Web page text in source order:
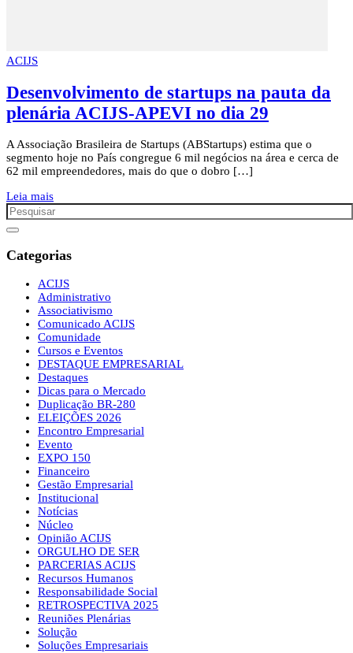
ACIJS
Desenvolvimento de startups na pauta da
plenária ACIJS-APEVI no dia 29
A Associação Brasileira de Startups (ABStartups) estima que o
segmento hoje no País congregue 6 mil negócios na área e cerca de
62 mil empreendedores, mais do que o dobro […]
Leia mais
Categorias
ACIJS
Administrativo
Associativismo
Comunicado ACIJS
Comunidade
Cursos e Eventos
DESTAQUE EMPRESARIAL
Destaques
Dicas para o Mercado
Duplicação BR-280
ELEIÇÕES 2026
Encontro Empresarial
Evento
EXPO 150
Financeiro
Gestão Empresarial
Institucional
Notícias
Núcleo
Opinião ACIJS
ORGULHO DE SER
PARCERIAS ACIJS
Recursos Humanos
Responsabilidade Social
RETROSPECTIVA 2025
Reuniões Plenárias
Solução
Soluções Empresariais